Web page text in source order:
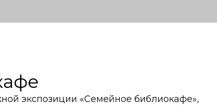
экспозиции «Семейное библиокафе»,